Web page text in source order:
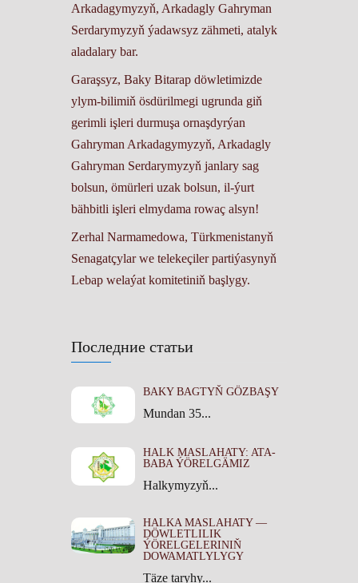
Последние статьи
BAKY BAGTYŇ GÖZBAŞY
Mundan 35...
HALK MASLAHATY: ATA-
BABA ÝÖRELGÄMIZ
Halkymyzyň...
HALKA MASLAHATY —
DÖWLETLILIK
ÝÖRELGELERINIŇ
DOWAMATLYLYGY
Täze taryhy...
Arkadagymyzyň, Arkadagly Gahryman
Serdarymyzyň ýadawsyz zähmeti, atalyk
aladalary bar.
Garaşsyz, Baky Bitarap döwletimizde
ylym-bilimiň ösdürilmegi ugrunda giň
gerimli işleri durmuşa ornaşdyrýan
Gahryman Arkadagymyzyň, Arkadagly
Gahryman Serdarymyzyň janlary sag
bolsun, ömürleri uzak bolsun, il-ýurt
bähbitli işleri elmydama rowaç alsyn!
Zerhal Narmamedowa, Türkmenistanyň
Senagatçylar we telekeçiler partiýasynyň
Lebap welaýat komitetiniň başlygy.